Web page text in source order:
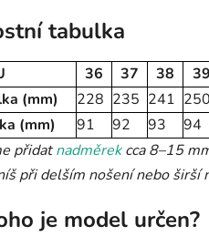
tabulka
36 37 38 39
(mm)
228 235 241 250
(mm)
91 92 93 94
přidatnadměrekcca 8–15
při delším nošení nebo širší
je model určen?